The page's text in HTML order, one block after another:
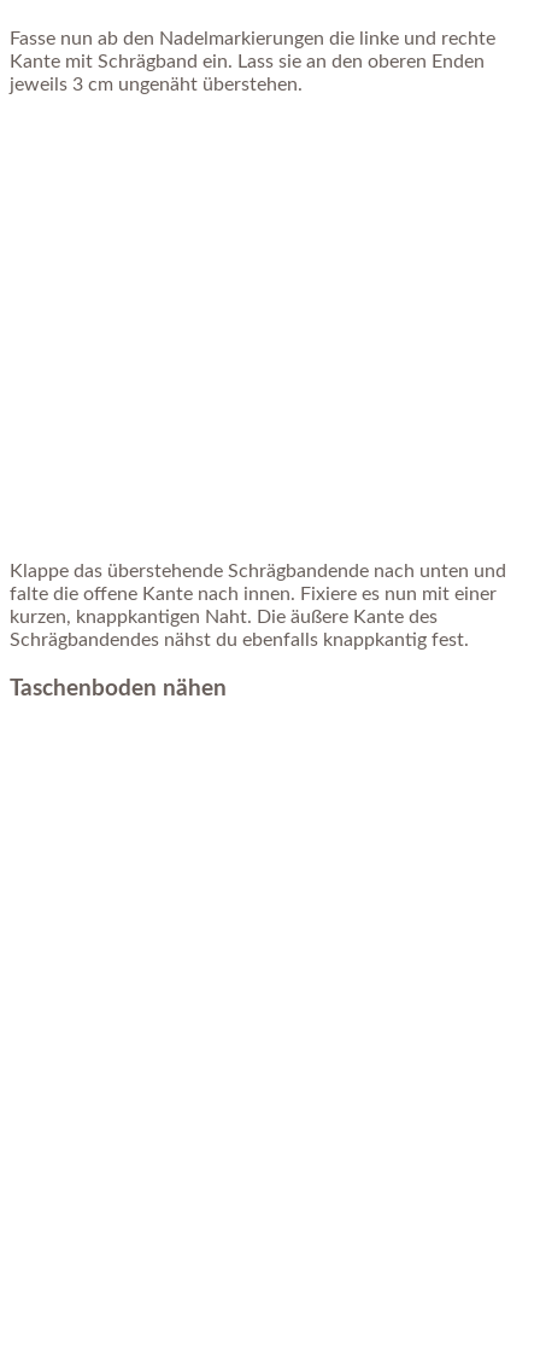
Fasse nun ab den Nadelmarkierungen die linke und rechte
Kante mit Schrägband ein. Lass sie an den oberen Enden
jeweils 3 cm ungenäht überstehen.
Klappe das überstehende Schrägbandende nach unten und
falte die offene Kante nach innen. Fixiere es nun mit einer
kurzen, knappkantigen Naht. Die äußere Kante des
Schrägbandendes nähst du ebenfalls knappkantig fest.
Taschenboden nähen